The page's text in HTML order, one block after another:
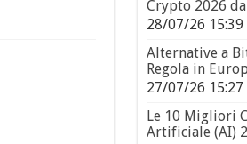
Crypto 2026
28/07/26 15:39
Alternative a
Regola in
27/07/26 15:27
Le 10 Migliori
Artificiale (AI)